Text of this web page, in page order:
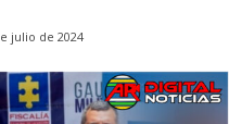
julio de 2024